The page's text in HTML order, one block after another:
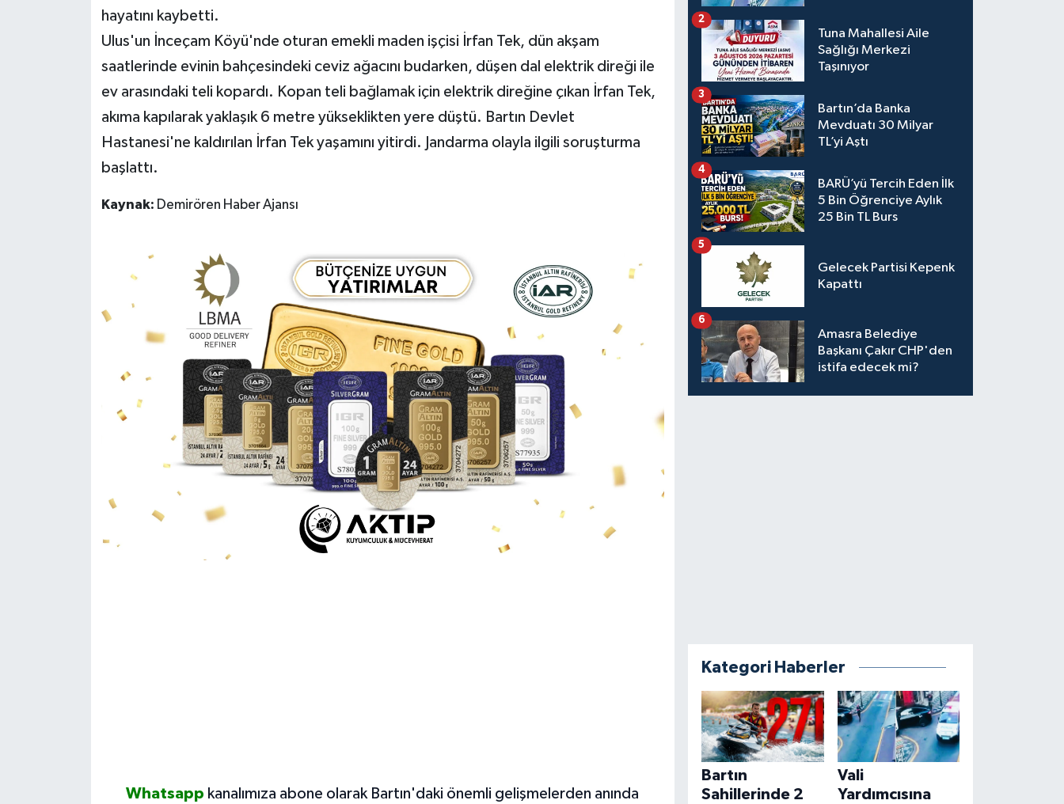
hayatını kaybetti.
Ulus'un İnceçam Köyü'nde oturan emekli maden işçisi İrfan Tek, dün akşam
saatlerinde evinin bahçesindeki ceviz ağacını budarken, düşen dal elektrik direği ile
ev arasındaki teli kopardı. Kopan teli bağlamak için elektrik direğine çıkan İrfan Tek,
akıma kapılarak yaklaşık 6 metre yükseklikten yere düştü. Bartın Devlet
Hastanesi'ne kaldırılan İrfan Tek yaşamını yitirdi. Jandarma olayla ilgili soruşturma
başlattı.
Kaynak: Demirören Haber Ajansı
Whatsapp kanalımıza abone olarak Bartın'daki önemli gelişmelerden anında
Tuna Mahallesi Aile
Sağlığı Merkezi
Taşınıyor
2
Bartın’da Banka
Mevduatı 30 Milyar
TL’yi Aştı
3
BARÜ’yü Tercih Eden İlk
5 Bin Öğrenciye Aylık
25 Bin TL Burs
4
Gelecek Partisi Kepenk
Kapattı
5
Amasra Belediye
Başkanı Çakır CHP'den
istifa edecek mi?
6
Kategori Haberler
Bartın
Sahillerinde 2
Vali
Yardımcısına